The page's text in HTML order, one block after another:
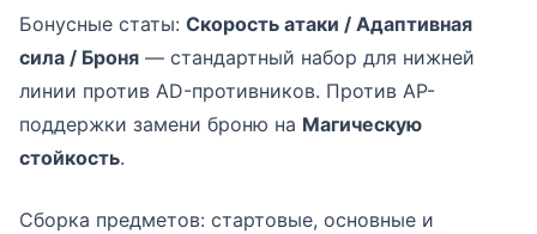
Бонусные статы: Скорость атаки / Адаптивная
сила / Броня — стандартный набор для нижней
линии против AD-противников. Против AP-
поддержки замени броню на Магическую
стойкость.
Сборка предметов: стартовые, основные и